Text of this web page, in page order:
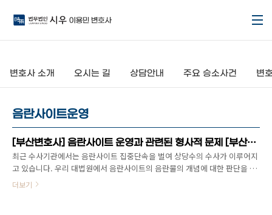
변호사 소개 오시는 길 상담안내 주요 승소사건 변
음란사이트운영
[부산변호사] 음란사이트 운영과 관련된 형사적 문제 [부산형사전문변호사]
최근 수사기관에서는 음란사이트 집중단속을 벌여 상당수의 수사가 이루어지
고 있습니다. 우리 대법원에서 음란사이트의 음란물의 개념에 대한 판단을 한
적이 있습니다. 포르노그래피는 일반적으로 폭력적이고 잔인하며 어두운 분
위기 아래 생식기에 얽힌 사건들을 기계적으로 반복·구성하는 음란물의 일종
더보기